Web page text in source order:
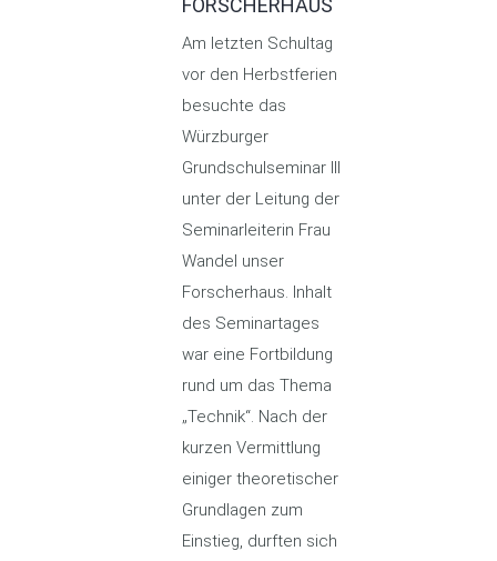
FORSCHERHAUS
Am letzten Schultag
vor den Herbstferien
besuchte das
Würzburger
Grundschulseminar III
unter der Leitung der
Seminarleiterin Frau
Wandel unser
Forscherhaus. Inhalt
des Seminartages
war eine Fortbildung
rund um das Thema
„Technik“. Nach der
kurzen Vermittlung
einiger theoretischer
Grundlagen zum
Einstieg, durften sich